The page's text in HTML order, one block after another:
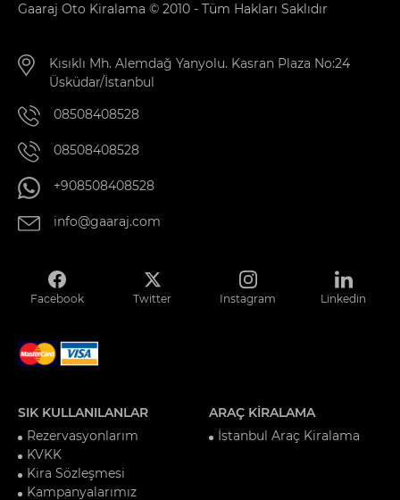
Gaaraj Oto Kiralama © 2010 - Tüm Hakları Saklıdır
Kısıklı Mh. Alemdağ Yanyolu. Kasran Plaza No:24
Üsküdar/İstanbul
08508408528
08508408528
+908508408528
info@gaaraj.com
Facebook Twitter Instagram Linkedin
SIK KULLANILANLAR
Rezervasyonlarım
KVKK
Kira Sözleşmesi
Kampanyalarımız
ARAÇ KİRALAMA
İstanbul Araç Kiralama